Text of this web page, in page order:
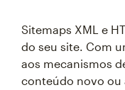
Sitemaps XML e
do seu site. Com
aos mecanismos
conteúdo novo ou